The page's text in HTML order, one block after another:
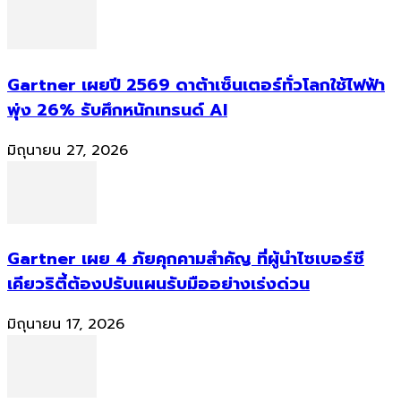
Gartner เผยปี 2569 ดาต้าเซ็นเตอร์ทั่วโลกใช้ไฟฟ้า
พุ่ง 26% รับศึกหนักเทรนด์ AI
มิถุนายน 27, 2026
Gartner เผย 4 ภัยคุกคามสำคัญ ที่ผู้นำไซเบอร์ซี
เคียวริตี้ต้องปรับแผนรับมืออย่างเร่งด่วน
มิถุนายน 17, 2026